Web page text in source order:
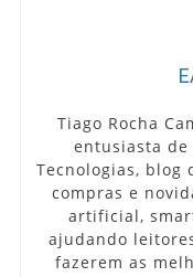
Tiago Rocha
entusiasta de
Tecnologias, blog
compras e
artificial,
ajudando
fazerem as